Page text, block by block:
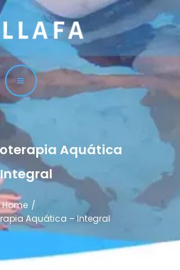
Aquática
Home
Aquática – Integral
de Fisioterapia Acuática